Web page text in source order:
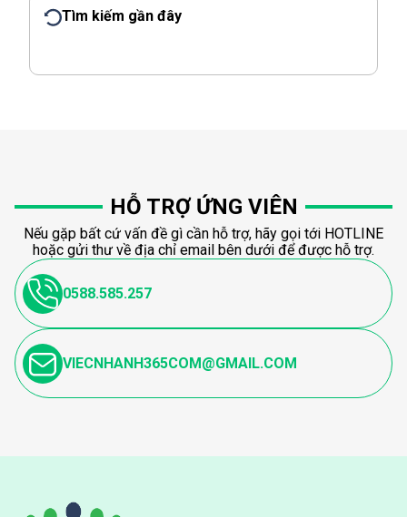
Tìm kiếm gần đây
HỖ TRỢ ỨNG VIÊN
Nếu gặp bất cứ vấn đề gì cần hỗ trợ, hãy gọi tới HOTLINE
hoặc gửi thư về địa chỉ email bên dưới để được hỗ trợ.
0588.585.257
VIECNHANH365COM@GMAIL.COM